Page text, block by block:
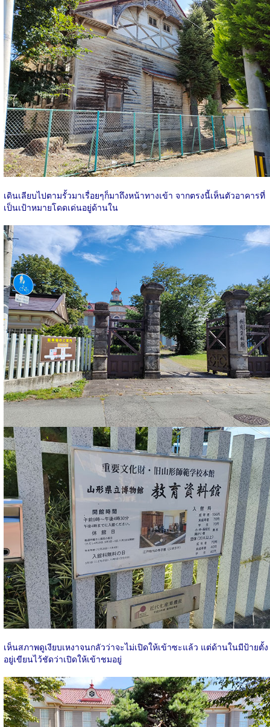
เดินเลียบไปตามรั้วมาเรื่อยๆก็มาถึงหน้าทางเข้า จากตรงนี้เห็นตัวอาคารที่
เป็นเป้าหมายโดดเด่นอยู่ด้านใน
เห็นสภาพดูเงียบเหงาจนกลัวว่าจะไม่เปิดให้เข้าซะแล้ว แต่ด้านในมีป้ายตั้ง
อยู่เขียนไว้ชัดว่าเปิดให้เข้าชมอยู่